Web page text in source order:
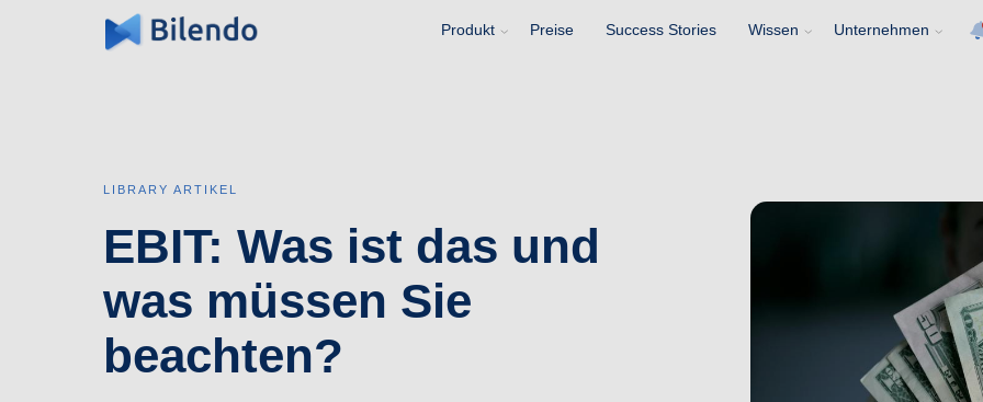
Produkt Preise Success Stories Wissen Unternehmen
LIBRARY ARTIKEL
EBIT: Was ist das und
was müssen Sie
beachten?